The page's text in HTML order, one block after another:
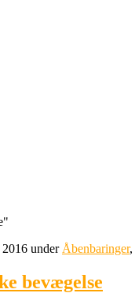
under Åbenbaringer,
bevægelse